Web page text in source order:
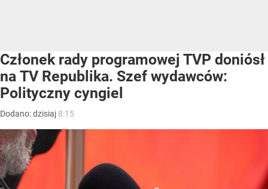
Członek rady programowej TVP doniósł
na TV Republika. Szef wydawców:
Polityczny cyngiel
Dodano:dzisiaj 8:15